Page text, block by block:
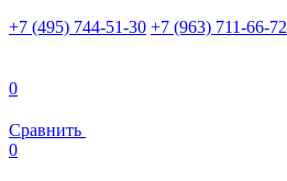
+7 (495) 744-51-30 +7 (963) 711-66-72
0
Сравнить
0